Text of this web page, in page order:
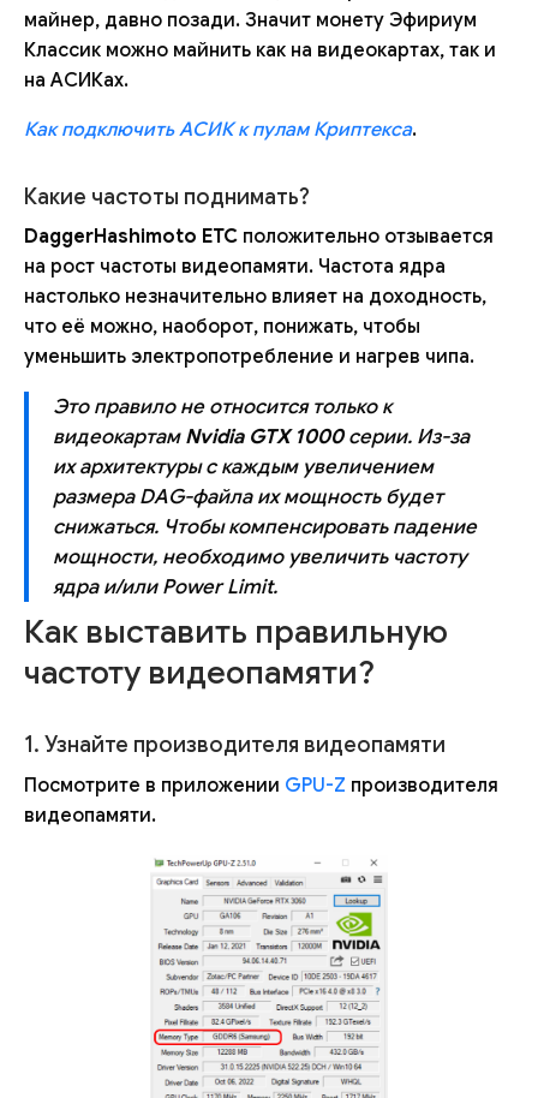
майнер, давно позади. Значит монету Эфириум
Классик можно майнить как на видеокартах, так и
на АСИКах.
Как подключить АСИК к пулам Криптекса.
Какие частоты поднимать?
DaggerHashimoto ETC положительно отзывается
на рост частоты видеопамяти. Частота ядра
настолько незначительно влияет на доходность,
что её можно, наоборот, понижать, чтобы
уменьшить электропотребление и нагрев чипа.
Это правило не относится только к
видеокартамNvidia GTX 1000серии. Из-за
их архитектуры с каждым увеличением
размера DAG-файла их мощность будет
снижаться. Чтобы компенсировать падение
мощности, необходимо увеличить частоту
ядра и/или Power Limit.
Как выставить правильную
частоту видеопамяти?
1. Узнайте производителя видеопамяти
Посмотрите в приложении GPU-Z производителя
видеопамяти.